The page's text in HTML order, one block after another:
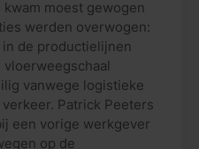
moest gewogen
werden overwogen:
de productielijnen
vanwege logistieke
Patrick Peeters
een vorige werkgever
op de